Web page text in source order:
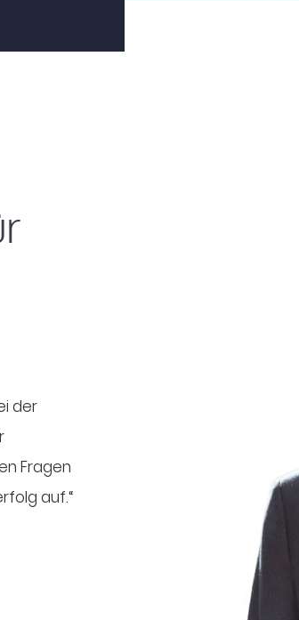
der
Fragen
auf.“